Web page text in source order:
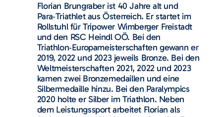
Florian Brungraber ist 40 Jahre alt und
Para‑Triathlet aus Österreich. Er startet im
Rollstuhl für Tripower Wimberger Freistadt
und den RSC Heindl OÖ. Bei den
Triathlon‑Europameisterschaften gewann er
2019, 2022 und 2023 jeweils Bronze. Bei den
Weltmeisterschaften 2021, 2022 und 2023
kamen zwei Bronzemedaillen und eine
Silbermedaille hinzu. Bei den Paralympics
2020 holte er Silber im Triathlon. Neben
dem Leistungssport arbeitet Florian als